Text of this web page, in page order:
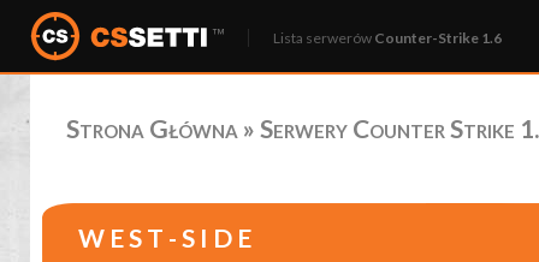
Lista serwerów Counter-Strike 1.6
Strona Główna » Serwery Counter Strike
W E S T - S I D E